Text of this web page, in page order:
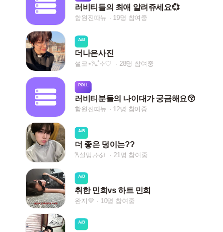
러비티들의 최애 알려쥬세요💞
함원진따뉴 19명 참여중
A/B
더나은사진
설코⋆𐙚₊˚⊹♡ 28명 참여중
POLL
러비티분들의 나이대가 궁금해요😚
함원진따뉴 12명 참여중
A/B
더 좋은 덩이는??
𐙚설밍₊⊹໒꒱ 21명 참여중
A/B
취한 민희vs 하트 민희
완지💜 10명 참여중
A/B